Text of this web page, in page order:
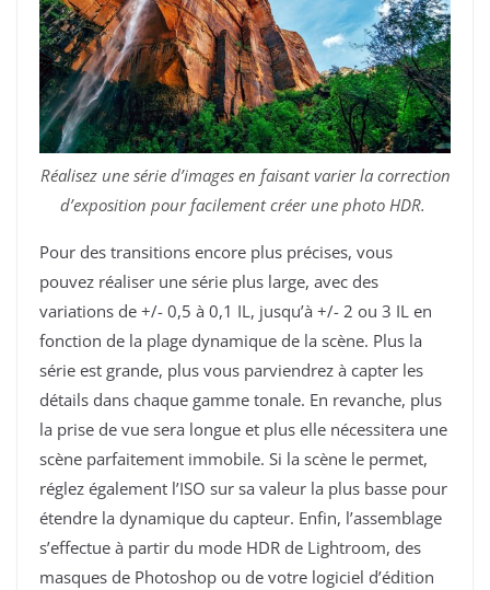
Réalisez une série d’images en faisant varier la correction
d’exposition pour facilement créer une photo HDR.
Pour des transitions encore plus précises, vous
pouvez réaliser une série plus large, avec des
variations de +/- 0,5 à 0,1 IL, jusqu’à +/- 2 ou 3 IL en
fonction de la plage dynamique de la scène. Plus la
série est grande, plus vous parviendrez à capter les
détails dans chaque gamme tonale. En revanche, plus
la prise de vue sera longue et plus elle nécessitera une
scène parfaitement immobile. Si la scène le permet,
réglez également l’ISO sur sa valeur la plus basse pour
étendre la dynamique du capteur. Enfin, l’assemblage
s’effectue à partir du mode HDR de Lightroom, des
masques de Photoshop ou de votre logiciel d’édition